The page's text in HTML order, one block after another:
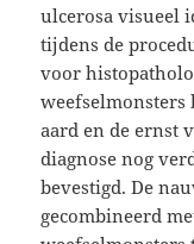
ulcerosa visueel
tijdens de
voor
aard en de ernst
diagnose nog
bevestigd. De
gecombineerd